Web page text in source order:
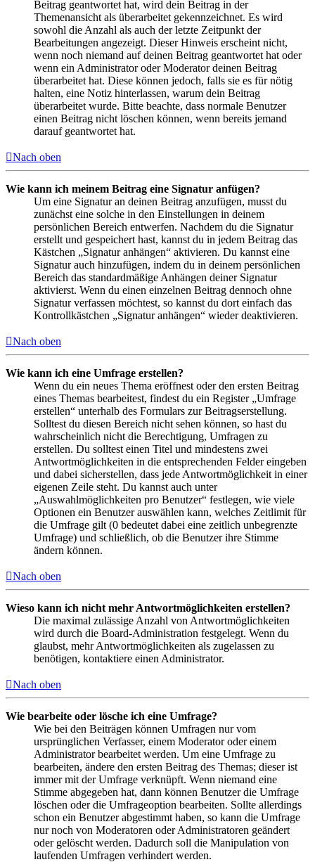
Beitrag geantwortet hat, wird dein Beitrag in der
Themenansicht als überarbeitet gekennzeichnet. Es wird
sowohl die Anzahl als auch der letzte Zeitpunkt der
Bearbeitungen angezeigt. Dieser Hinweis erscheint nicht,
wenn noch niemand auf deinen Beitrag geantwortet hat oder
wenn ein Administrator oder Moderator deinen Beitrag
überarbeitet hat. Diese können jedoch, falls sie es für nötig
halten, eine Notiz hinterlassen, warum dein Beitrag
überarbeitet wurde. Bitte beachte, dass normale Benutzer
einen Beitrag nicht löschen können, wenn bereits jemand
darauf geantwortet hat.
Nach oben
Wie kann ich meinem Beitrag eine Signatur anfügen?
Um eine Signatur an deinen Beitrag anzufügen, musst du
zunächst eine solche in den Einstellungen in deinem
persönlichen Bereich entwerfen. Nachdem du die Signatur
erstellt und gespeichert hast, kannst du in jedem Beitrag das
Kästchen „Signatur anhängen“ aktivieren. Du kannst eine
Signatur auch hinzufügen, indem du in deinem persönlichen
Bereich das standardmäßige Anhängen deiner Signatur
aktivierst. Wenn du einen einzelnen Beitrag dennoch ohne
Signatur verfassen möchtest, so kannst du dort einfach das
Kontrollkästchen „Signatur anhängen“ wieder deaktivieren.
Nach oben
Wie kann ich eine Umfrage erstellen?
Wenn du ein neues Thema eröffnest oder den ersten Beitrag
eines Themas bearbeitest, findest du ein Register „Umfrage
erstellen“ unterhalb des Formulars zur Beitragserstellung.
Solltest du diesen Bereich nicht sehen können, so hast du
wahrscheinlich nicht die Berechtigung, Umfragen zu
erstellen. Du solltest einen Titel und mindestens zwei
Antwortmöglichkeiten in die entsprechenden Felder eingeben
und dabei sicherstellen, dass jede Antwortmöglichkeit in einer
eigenen Zeile steht. Du kannst auch unter
„Auswahlmöglichkeiten pro Benutzer“ festlegen, wie viele
Optionen ein Benutzer auswählen kann, welches Zeitlimit für
die Umfrage gilt (0 bedeutet dabei eine zeitlich unbegrenzte
Umfrage) und schließlich, ob die Benutzer ihre Stimme
ändern können.
Nach oben
Wieso kann ich nicht mehr Antwortmöglichkeiten erstellen?
Die maximal zulässige Anzahl von Antwortmöglichkeiten
wird durch die Board-Administration festgelegt. Wenn du
glaubst, mehr Antwortmöglichkeiten als zugelassen zu
benötigen, kontaktiere einen Administrator.
Nach oben
Wie bearbeite oder lösche ich eine Umfrage?
Wie bei den Beiträgen können Umfragen nur vom
ursprünglichen Verfasser, einem Moderator oder einem
Administrator bearbeitet werden. Um eine Umfrage zu
bearbeiten, ändere den ersten Beitrag des Themas; dieser ist
immer mit der Umfrage verknüpft. Wenn niemand eine
Stimme abgegeben hat, dann können Benutzer die Umfrage
löschen oder die Umfrageoption bearbeiten. Sollte allerdings
schon ein Benutzer abgestimmt haben, so kann die Umfrage
nur noch von Moderatoren oder Administratoren geändert
oder gelöscht werden. Dadurch soll die Manipulation von
laufenden Umfragen verhindert werden.